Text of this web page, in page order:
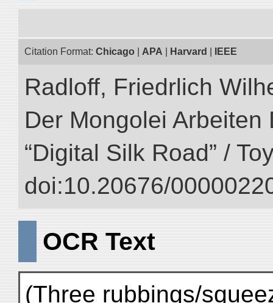
Citation Format: Chicago APA Harvard IEEE
Radloff, Friedrlich
Der Mongolei Arbeiten
“Digital Silk Road” /
doi:10.20676/
OCR Text
(Three rubbings/